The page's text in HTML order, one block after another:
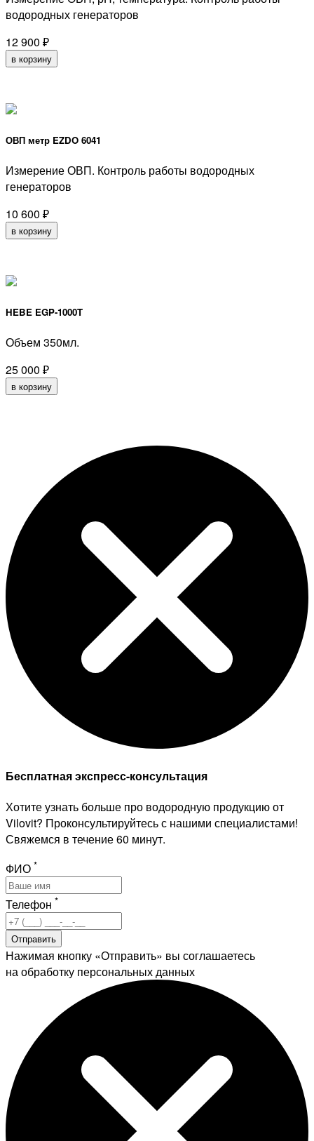
водородных генераторов
12 900 ₽
в корзину
ОВП метр EZDO 6041
Измерение ОВП. Контроль работы водородных
генераторов
10 600 ₽
в корзину
HEBE EGP-1000T
Объем 350мл.
25 000 ₽
в корзину
Бесплатная экспресс-консультация
Хотите узнать больше про водородную продукцию от
Vilovit? Проконсультируйтесь с нашими специалистами!
Свяжемся в течение 60 минут.
ФИО *
Телефон *
Отправить
Нажимая кнопку «Отправить» вы соглашаетесь
на обработку персональных данных